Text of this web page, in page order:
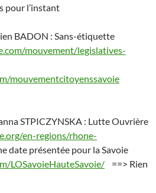
pour l’instant
BADON : Sans-étiquette
mouvement/legislatives-
mouvementcitoyenssavoie
STPICZYNSKA : Lutte Ouvrière
en-regions/rhone-
date présentée pour la Savoie
LOSavoieHauteSavoie/ ==> Rien